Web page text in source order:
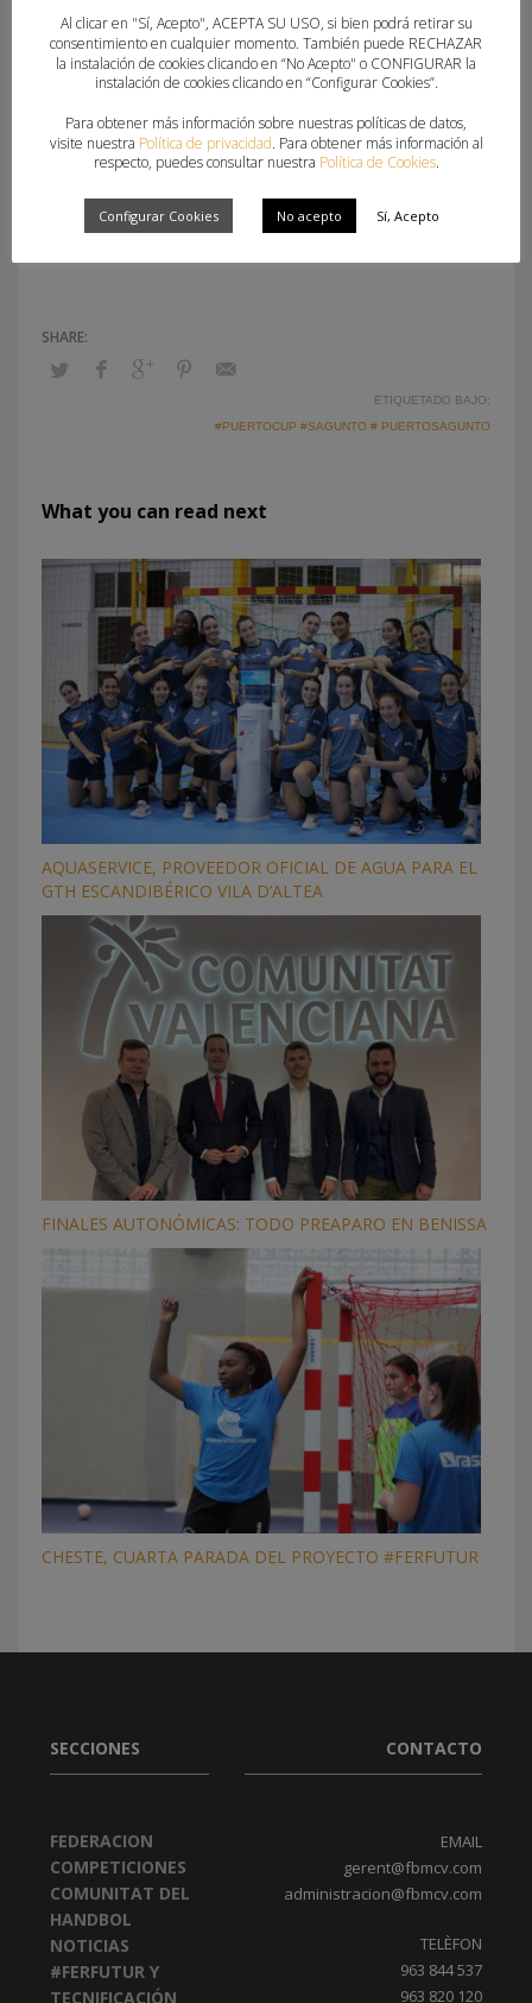
iniciativa utilizando sus bidones y contribuyendo a
que Puerto Cup sea un ejemplo de torneo
deportivo sostenible.
Las inscripciones ya están abiertas, así que no
te quedes fuera: apúntate y vive una
experiencia única de balonmano, deporte y
sostenibilidad en Sagunto estas Navidades.
ETIQUETADO BAJO:
#PUERTOCUP #SAGUNTO # PUERTOSAGUNTO
What you can read next
AQUASERVICE, PROVEEDOR OFICIAL DE AGUA PARA EL
GTH ESCANDIBÉRICO VILA D’ALTEA
FINALES AUTONÓMICAS: TODO PREAPARO EN BENISSA
CHESTE, CUARTA PARADA DEL PROYECTO #FERFUTUR
SECCIONES
FEDERACION
COMPETICIONES
COMUNITAT DEL
HANDBOL
NOTICIAS
#FERFUTUR Y
TECNIFICACIÓN
CONTACTO
EMAIL
gerent@fbmcv.com
administracion@fbmcv.com
TELÈFON
963 844 537
963 820 120
Al clicar en "Sí, Acepto", ACEPTA SU USO, si bien podrá retirar su
consentimiento en cualquier momento. También puede RECHAZAR
la instalación de cookies clicando en “No Acepto" o CONFIGURAR la
instalación de cookies clicando en “Configurar Cookies”.
Para obtener más información sobre nuestras políticas de datos,
visite nuestra Política de privacidad. Para obtener más información al
respecto, puedes consultar nuestra Política de Cookies.
Configurar Cookies No acepto Sí, Acepto